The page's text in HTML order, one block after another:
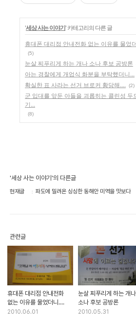
'세상 사는 이야기' 카테고리의 다른 글
휴대폰 대리점 안내전화 없는 이유를 물었
(5)
눈살 찌푸리게 하는 개나 소나 후보 공방론
아는 경찰에게 개업식 화분을 부탁했더니...
확실한 표 사라는 선거 브로커 황당해.... (2)
군 입대를 앞둔 아들을 괴롭히는 콜린성 두
기...
(8)
'세상 사는 이야기'의 다른글
현재글 파도에 밀려온 싱싱한 동해안 미역을 맛보다
관련글
휴대폰 대리점 안내전화
없는 이유를 물었더니....
2010.06.01
눈살 찌푸리게 하는 개나
소나 후보 공방론
2010.05.31